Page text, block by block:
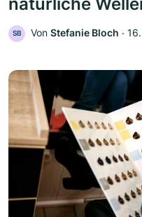
natürliche
SB Von Stefanie Bloch ‧